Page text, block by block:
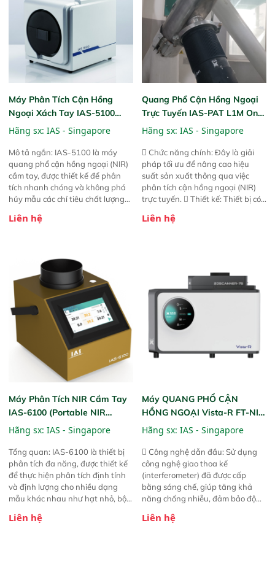
Máy Phân Tích Cận Hồng
Ngoại Xách Tay IAS-5100
(Portable NIR Analyzer)
Hãng sx: IAS - Singapore
Mô tả ngắn: IAS-5100 là máy
quang phổ cận hồng ngoại (NIR)
cầm tay, được thiết kế để phân
tích nhanh chóng và không phá
hủy mẫu các chỉ tiêu chất lượng
Thiết bị linh hoạt cho nhiều kịch
trực tiếp ngoài đồng ruộng.
Liên hệ
Quang Phổ Cận Hồng Ngoại
Trực Tuyến IAS-PAT L1M On-
Line NIR
Hãng sx: IAS - Singapore
 Chức năng chính: Đây là giải
pháp tối ưu để nâng cao hiệu
suất sản xuất thông qua việc
phân tích cận hồng ngoại (NIR)
trực tuyến.  Thiết kế: Thiết bị có
hỗ trợ tản nhiệt tăng cường và đã
liệu để tăng chỉ số ROI cho doanh
nghiệp.
Liên hệ
Máy Phân Tích NIR Cầm Tay
IAS-6100 (Portable NIR
Analyzer)
Hãng sx: IAS - Singapore
Tổng quan: IAS-6100 là thiết bị
phân tích đa năng, được thiết kế
để thực hiện phân tích định tính
và định lượng cho nhiều dạng
mẫu khác nhau như hạt nhỏ, bột,
này cho phép bất kỳ ai cũng có
Liên hệ
Máy QUANG PHỔ CẬN
HỒNG NGOẠI Vista-R FT-NIR
(Vista-R FT-NIR Analyzer)
Hãng sx: IAS - Singapore
 Công nghệ dẫn đầu: Sử dụng
công nghệ giao thoa kế
(interferometer) đã được cấp
bằng sáng chế, giúp tăng khả
năng chống nhiễu, đảm bảo độ
Phạm vi ứng dụng rộng: Đáp ứng
Liên hệ